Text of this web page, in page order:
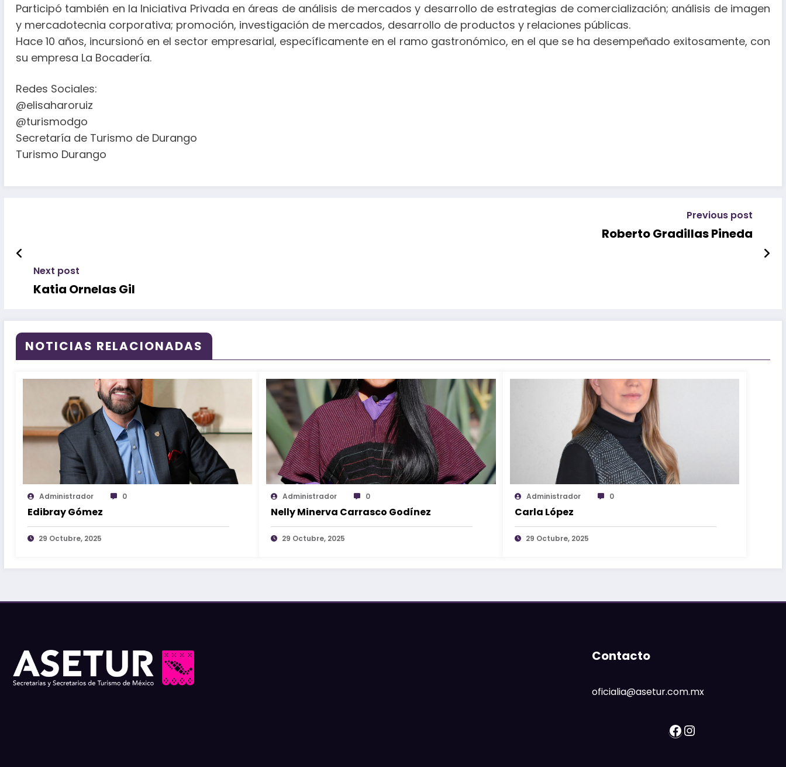
Participó también en la Iniciativa Privada en áreas de análisis de mercados y desarrollo de estrategias de comercialización; análisis de imagen
y mercadotecnia corporativa; promoción, investigación de mercados, desarrollo de productos y relaciones públicas.
Hace 10 años, incursionó en el sector empresarial, específicamente en el ramo gastronómico, en el que se ha desempeñado exitosamente, con
su empresa La Bocadería.
Redes Sociales:
@elisaharoruiz
@turismodgo
Secretaría de Turismo de Durango
Turismo Durango
Previous post
Roberto Gradillas Pineda
Next post
Katia Ornelas Gil
NOTICIAS RELACIONADAS
Administrador 0
Edibray Gómez
29 Octubre, 2025
Administrador 0
Nelly Minerva Carrasco Godínez
29 Octubre, 2025
Administrador 0
Carla López
29 Octubre, 2025
Contacto
oficialia@asetur.com.mx
Facebook
Instagram